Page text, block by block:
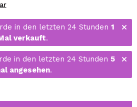
in den letzten 24 Stunden 1
verkauft.
in den letzten 24 Stunden 5
angesehen.